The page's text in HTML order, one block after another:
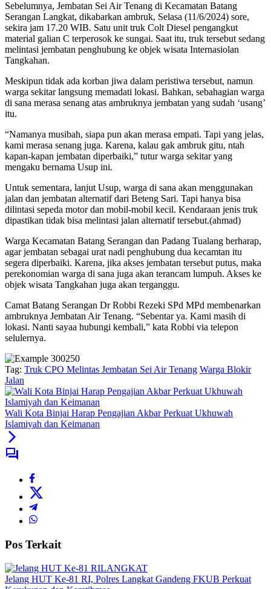
Sebelumnya, Jembatan Sei Air Tenang di Kecamatan Batang
Serangan Langkat, dikabarkan ambruk, Selasa (11/6/2024) sore,
sekira jam 17.20 WIB. Satu unit truk Colt Diesel pengangkut
material galian C terperosok ke sungai. Saat itu, truk tersebut sedang
melintasi jembatan penghubung ke objek wisata Internasiolan
Tangkahan.
Meskipun tidak ada korban jiwa dalam peristiwa tersebut, namun
warga sekitar langsung memadati lokasi. Bahkan, sebahagian warga
di sana merasa senang atas ambruknya jembatan yang sudah ‘usang’
itu.
“Namanya musibah, siapa pun akan merasa empati. Tapi yang jelas,
kami merasa senang juga. Karena, kalau gak ambruk gitu, ntah
kapan-kapan jembatan diperbaiki,” tutur warga sekitar yang
mengaku bernama Usup ini.
Untuk sementara, lanjut Usup, warga di sana akan menggunakan
jalan dan jembatan alternatif dari Beteng Sari. Tapi hanya bisa
dilintasi sepeda motor dan mobil-mobil kecil. Kendaraan jenis truk
dipastikan tidak bisa melintasi jalan alternatif tersebut.(ahmad)
Warga Kecamatan Batang Serangan dan Padang Tualang berharap,
agar jembatan sebagai urat nadi penghubung dua kecamtan itu
segera diperbaiki. Karena, jika akses jembatan tersebut putus, maka
perekonomian warga di sana juga akan terancam lumpuh. Akses ke
objek wisata Tangkahan juga akan terganggu.
Camat Batang Serangan Dr Robbi Rezeki SPd MPd membenarkan
ambruknya Jembatan Air Tenang. “Sebentar ya. Kami masih di
lokasi. Nanti sayaa hubungi kembali,” kata Robbi via telepon
selulernya.
Tag: Truk CPO Melintas Jembatan Sei Air Tenang Warga Blokir
Jalan
Wali Kota Binjai Harap Pengajian Akbar Perkuat Ukhuwah
Islamiyah dan Keimanan
Pos Terkait
LANGKAT
Jelang HUT Ke-81 RI, Polres Langkat Gandeng FKUB Perkuat